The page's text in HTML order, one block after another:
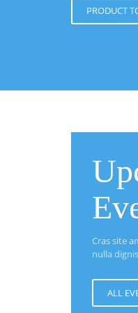
PRODUCT
Cras site
nulla
ALL